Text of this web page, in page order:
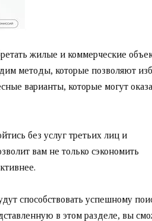
жилые и коммерческие
методы, которые позволяют
варианты, которые могут
без услуг третьих лиц и
вам не только сэкономить
способствовать успешному
в этом разделе, вы